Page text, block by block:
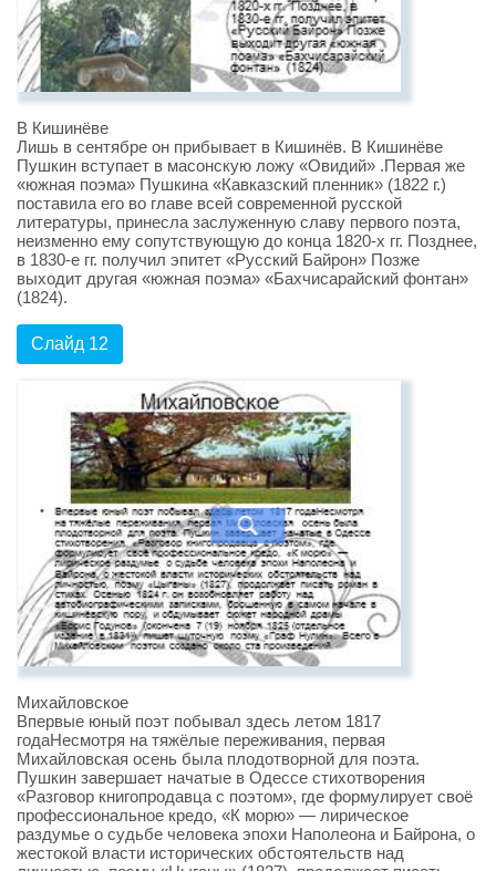
В Кишинёве
Лишь в сентябре он прибывает в Кишинёв. В Кишинёве
Пушкин вступает в масонскую ложу «Овидий» .Первая же
«южная поэма» Пушкина «Кавказский пленник» (1822 г.)
поставила его во главе всей современной русской
литературы, принесла заслуженную славу первого поэта,
неизменно ему сопутствующую до конца 1820-х гг. Позднее,
в 1830-е гг. получил эпитет «Русский Байрон» Позже
выходит другая «южная поэма» «Бахчисарайский фонтан»
(1824).
Слайд 12
Михайловское
Впервые юный поэт побывал здесь летом 1817
годаНесмотря на тяжёлые переживания, первая
Михайловская осень была плодотворной для поэта.
Пушкин завершает начатые в Одессе стихотворения
«Разговор книгопродавца с поэтом», где формулирует своё
профессиональное кредо, «К морю» — лирическое
раздумье о судьбе человека эпохи Наполеона и Байрона, о
жестокой власти исторических обстоятельств над